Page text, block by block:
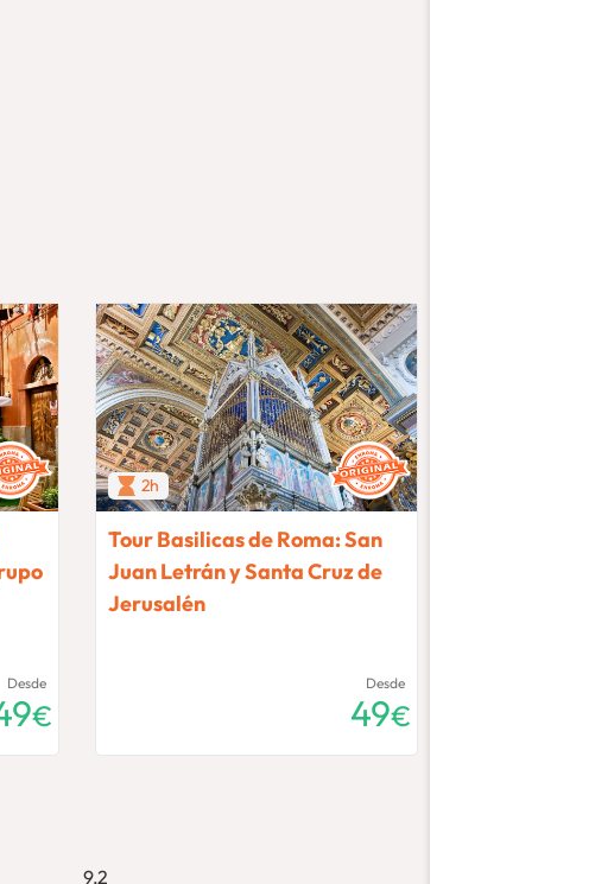
Desde
€
2h
Tour Basilicas de Roma: San
Juan Letrán y Santa Cruz de
Jerusalén
Desde
49€
9,2